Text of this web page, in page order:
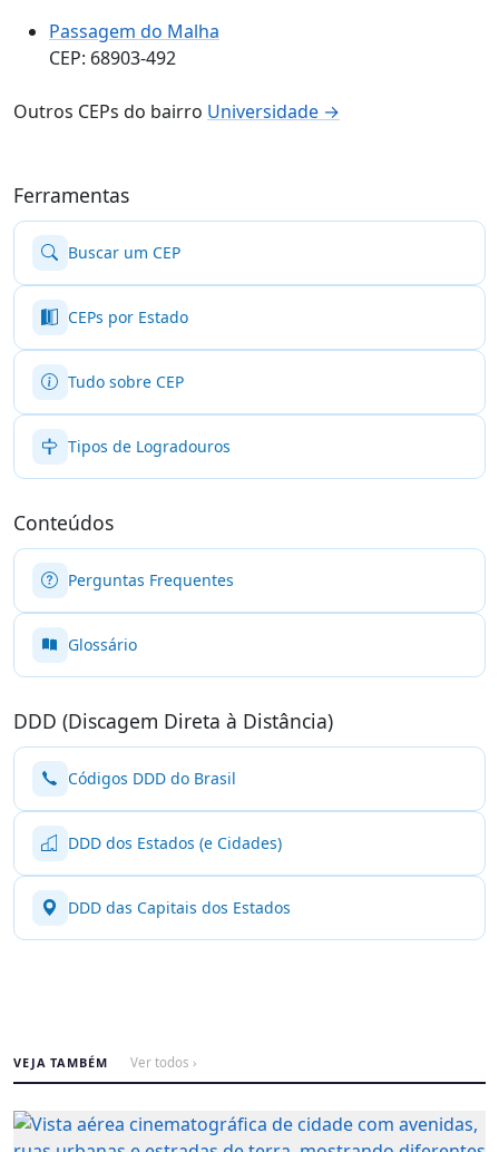
Passagem do Malha
CEP: 68903-492
Outros CEPs do bairro Universidade →
Ferramentas
Buscar um CEP
CEPs por Estado
Tudo sobre CEP
Tipos de Logradouros
Conteúdos
Perguntas Frequentes
Glossário
DDD (Discagem Direta à Distância)
Códigos DDD do Brasil
DDD dos Estados (e Cidades)
DDD das Capitais dos Estados
VEJA TAMBÉM Ver todos ›